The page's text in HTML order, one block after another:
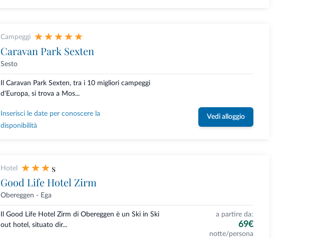
Campeggi
Caravan Park Sexten
Sesto
Il Caravan Park Sexten, tra i 10 migliori campeggi
d'Europa, si trova a Mos...
Inserisci le date per conoscere la
disponibilità
Vedi alloggio
Hotel s
Good Life Hotel Zirm
Obereggen - Ega
Il Good Life Hotel Zirm di Obereggen è un Ski in Ski
out hotel, situato dir...
a partire da:
69€
notte/persona